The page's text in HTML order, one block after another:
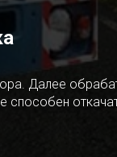
Далее